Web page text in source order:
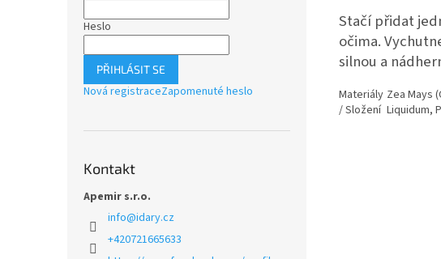
Heslo
PŘIHLÁSIT SE
Nová registraceZapomenuté heslo
Kontakt
Apemir s.r.o.
info@idary.cz
+420721665633
Stačí přidat
očima.
silnou a
Materiály
/ Složení
Zea Mays
Liquidum,